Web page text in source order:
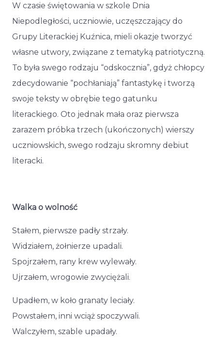
W czasie świętowania w szkole Dnia
Niepodległości, uczniowie, uczęszczający do
Grupy Literackiej Kuźnica, mieli okazje tworzyć
własne utwory, związane z tematyką patriotyczną.
To była swego rodzaju “odskocznia”, gdyż chłopcy
zdecydowanie “pochłaniają” fantastykę i tworzą
swoje teksty w obrębie tego gatunku
literackiego. Oto jednak mała oraz pierwsza
zarazem próbka trzech (ukończonych) wierszy
uczniowskich, swego rodzaju skromny debiut
literacki.
Walka o wolność
Stałem, pierwsze padły strzały.
Widziałem, żołnierze upadali.
Spojrzałem, rany krew wylewały.
Ujrzałem, wrogowie zwyciężali.
Upadłem, w koło granaty leciały.
Powstałem, inni wciąż spoczywali.
Walczyłem, szable upadały.